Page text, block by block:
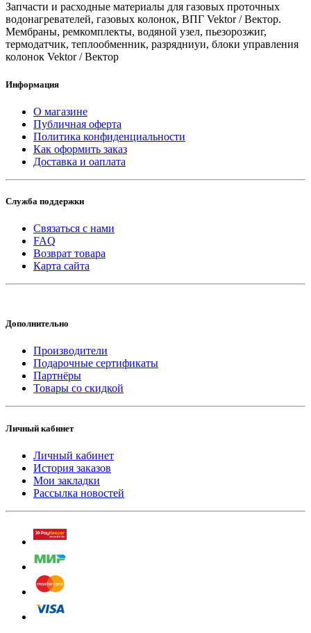
Запчасти и расходные материалы для газовых проточных
водонагревателей, газовых колонок, ВПГ Vektor / Вектор.
Мембраны, ремкомплекты, водяной узел, пьезорозжиг,
термодатчик, теплообменник, разрядниуи, блоки управления
колонок Vektor / Вектор
Информация
О магазине
Публичная оферта
Политика конфиденциальности
Как оформить заказ
Доставка и оаплата
Служба поддержки
Связаться с нами
FAQ
Возврат товара
Карта сайта
Дополнительно
Производители
Подарочные сертификаты
Партнёры
Товары со скидкой
Личный кабинет
Личный кабинет
История заказов
Мои закладки
Рассылка новостей